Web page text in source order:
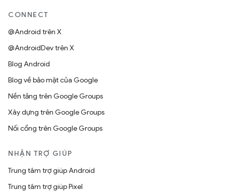
CONNECT
@Android trên X
@AndroidDev trên X
Blog Android
Blog về bảo mật của Google
Nền tảng trên Google Groups
Xây dựng trên Google Groups
Nối cổng trên Google Groups
NHẬN TRỢ GIÚP
Trung tâm trợ giúp Android
Trung tâm trợ giúp Pixel